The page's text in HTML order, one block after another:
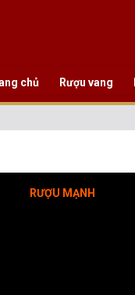
chủ Rượu vang
RƯỢU MẠNH